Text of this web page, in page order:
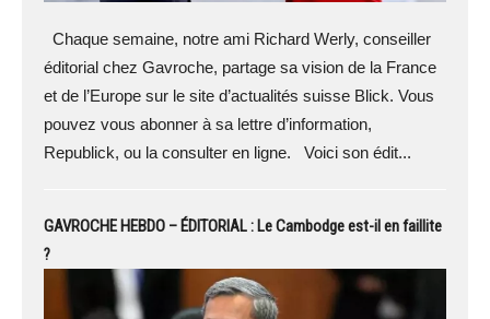
Chaque semaine, notre ami Richard Werly, conseiller
éditorial chez Gavroche, partage sa vision de la France
et de l’Europe sur le site d’actualités suisse Blick. Vous
pouvez vous abonner à sa lettre d’information,
Republick, ou la consulter en ligne. Voici son édit...
GAVROCHE HEBDO – ÉDITORIAL : Le Cambodge est-il en faillite
?